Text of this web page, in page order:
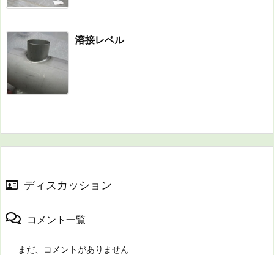
溶接レベル
ディスカッション
コメント一覧
まだ、コメントがありません